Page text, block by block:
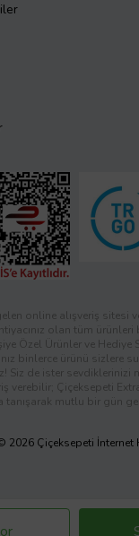
online alışveriş sitesi
olan tüm ürünleri
Özel Ürünler ve Hediye
binlerce ürünü sizlere
Siz de ister sevdiklerinizi
verebilir; Çiçeksepeti
tanışarak mutlu bir gün
2026 Çiçeksepeti İnternet